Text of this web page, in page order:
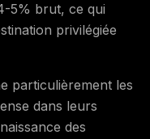
5% brut, ce qui
privilégiée
particulièrement les
dans leurs
des